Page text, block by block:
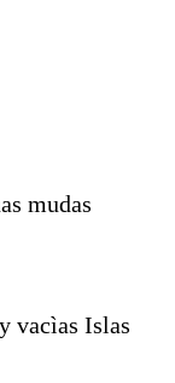
mudas
vacìas Islas